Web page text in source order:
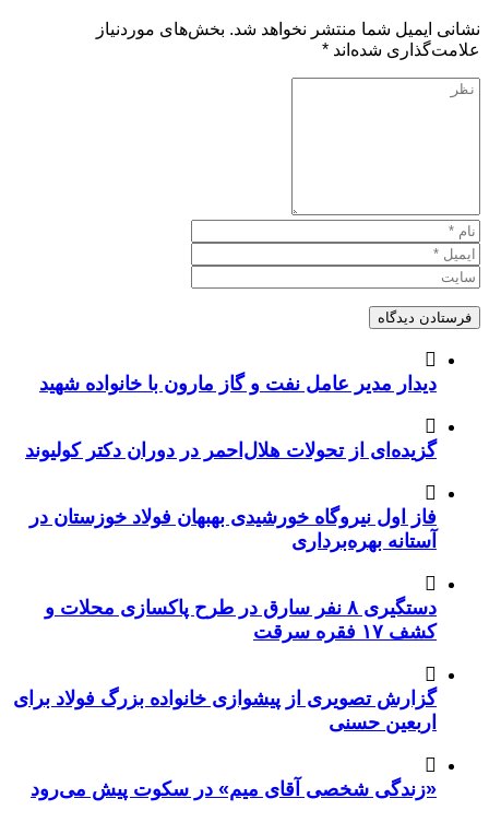
نشانی ایمیل شما منتشر نخواهد شد. بخش‌های موردنیاز
علامت‌گذاری شده‌اند *
دیدار مدیر عامل نفت و گاز مارون با خانواده شهید
گزیده‌ای از تحولات هلال‌احمر در دوران دکتر کولیوند
فاز اول نیروگاه خورشیدی بهبهان فولاد خوزستان در
آستانه بهره‌برداری
دستگیری ۸ نفر سارق در طرح پاکسازی محلات و
کشف ۱۷ فقره سرقت
گزارش تصویری از پیشوازی خانواده بزرگ فولاد برای
اربعین حسنی
«زندگی شخصی آقای میم» در سکوت پیش می‌رود